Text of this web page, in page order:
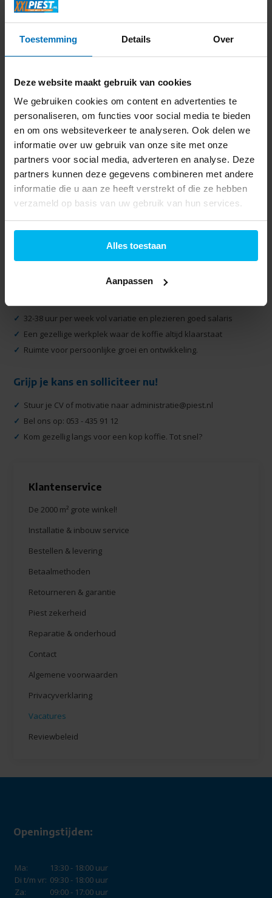
Toestemming Details Over
Deze website maakt gebruik van cookies
We gebruiken cookies om content en advertenties te
personaliseren, om functies voor social media te bieden
en om ons websiteverkeer te analyseren. Ook delen we
informatie over uw gebruik van onze site met onze
partners voor social media, adverteren en analyse. Deze
partners kunnen deze gegevens combineren met andere
informatie die u aan ze heeft verstrekt of die ze hebben
verzameld op basis van uw gebruik van hun services.
Alles toestaan
Aanpassen
Klantenservice
De 2000 m² grote winkel!
Installatie & inbouw service
Bestellen & levering
Betaalmethoden
Retourneren & garantie
Piest zekerheid
Reparatie & onderhoud
Contact
Algemene voorwaarden
Privacyverklaring
Vacatures
Reviewbeleid
Keukenmonteur | Elektromonteur |
Servicemonteur | Servicemanager m/v
Wat zoeken wij?
Een enthousiaste collega die ons bezorg- en installatieteam wil
versterken. Heb je technisch inzicht, ben je klantgericht en hou je
van afwisselend werk? Dan is dit de uitdaging voor jou!
✓ 32-38 uur per week vol variatie en plezieren goed salaris
✓ Een gezellige werkplek waar de koffie altijd klaarstaat
✓ Ruimte voor persoonlijke groei en ontwikkeling.
Grijp je kans en solliciteer nu!
✓ Stuur je CV of motivatie naar administratie@piest.nl
✓ Bel ons op: 053 - 435 91 12
✓ Kom gezellig langs voor een kop koffie. Tot snel?
Openingstijden:
Ma:
13:30 - 18:00 uur
Di t/m vr: 09:30 - 18:00 uur
Za:
09:00 - 17:00 uur